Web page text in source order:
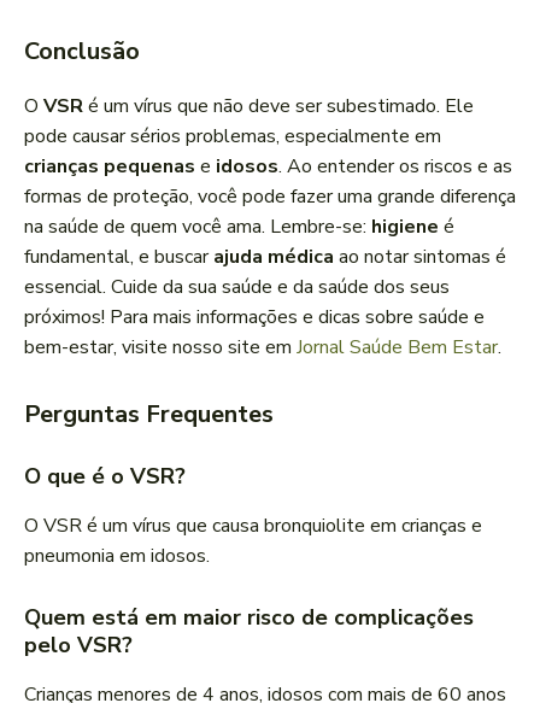
Conclusão
O VSRé um vírus que não deve ser subestimado. Ele
pode causar sérios problemas, especialmente em
crianças pequenas e idosos. Ao entender os riscos e as
formas de proteção, você pode fazer uma grande diferença
na saúde de quem você ama. Lembre-se: higiene é
fundamental, e buscarajuda médica ao notar sintomas é
essencial. Cuide da sua saúde e da saúde dos seus
próximos! Para mais informações e dicas sobre saúde e
bem-estar, visite nosso site em Jornal Saúde Bem Estar.
Perguntas Frequentes
O que é o VSR?
O VSR é um vírus que causa bronquiolite em crianças e
pneumonia em idosos.
Quem está em maior risco de complicações
pelo VSR?
Crianças menores de 4 anos, idosos com mais de 60 anos